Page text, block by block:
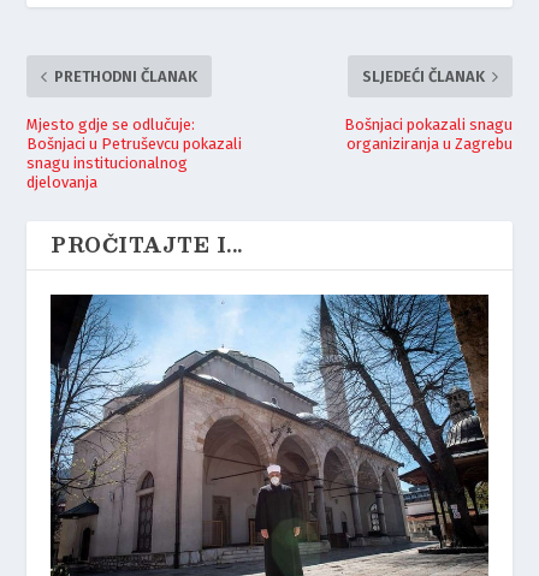
PRETHODNI ČLANAK
Mjesto gdje se odlučuje:
Bošnjaci u Petruševcu pokazali
snagu institucionalnog
djelovanja
SLJEDEĆI ČLANAK
Bošnjaci pokazali snagu
organiziranja u Zagrebu
PROČITAJTE I...